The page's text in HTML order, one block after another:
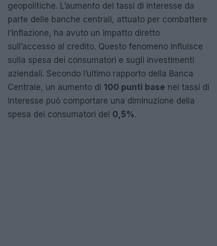
geopolitiche. L’aumento dei tassi di interesse da
parte delle banche centrali, attuato per combattere
l’inflazione, ha avuto un impatto diretto
sull’accesso al credito. Questo fenomeno influisce
sulla spesa dei consumatori e sugli investimenti
aziendali. Secondo l’ultimo rapporto della Banca
Centrale, un aumento di 100 punti base nei tassi di
interesse può comportare una diminuzione della
spesa dei consumatori del 0,5%.